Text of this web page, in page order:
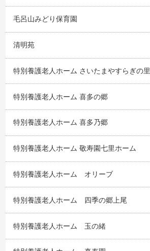
毛呂山みどり保育園
清明苑
特別養護老人ホーム さいたまやすらぎの里
特別養護老人ホーム 喜多の郷
特別養護老人ホーム 喜多乃郷
特別養護老人ホーム 敬寿園七里ホーム
特別養護老人ホーム オリーブ
特別養護老人ホーム 四季の郷上尾
特別養護老人ホーム 玉の緒